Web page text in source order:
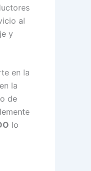
al
y
en la
la
de
lo